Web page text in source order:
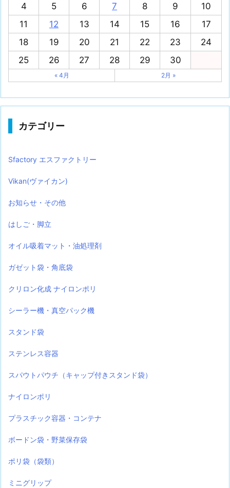
4
5 6 7 8 9
10
11
12 13 14 15 16
17
18
19 20 21 22 23
24
25
26 27 28 29 30
« 4月 2月 »
カテゴリー
Sfactory エスファクトリー
Vikan(ヴァイカン)
お知らせ・その他
はしご・脚立
オイル吸着マット・油処理剤
ガゼット袋・角底袋
クリロン化成 ナイロンポリ
シーラー機・真空パック機
スタンド袋
ステンレス容器
スパウトパウチ（キャップ付きスタンド袋）
ナイロンポリ
プラスチック容器・コンテナ
ボードン袋・野菜保存袋
ポリ袋（袋類）
ミニグリップ